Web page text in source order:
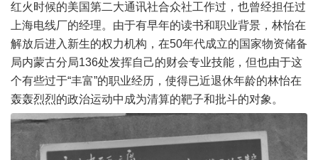
红火时候的美国第二大通讯社合众社工作过，也曾经担任过
上海电线厂的经理。由于有早年的读书和职业背景，林怡在
解放后进入新生的权力机构，在50年代成立的国家物资储备
局内蒙古分局136处发挥自己的财会专业技能，但也由于这
个有些过于“丰富”的职业经历，使得已近退休年龄的林怡在
轰轰烈烈的政治运动中成为清算的靶子和批斗的对象。